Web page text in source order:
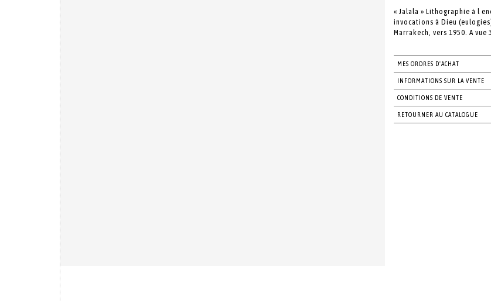
« Jalala » Lithographie à l
invocations à Dieu
Marrakech, vers 1950. A vue
MES ORDRES D'ACHAT
INFORMATIONS SUR LA VENTE
CONDITIONS DE VENTE
RETOURNER AU CATALOGUE